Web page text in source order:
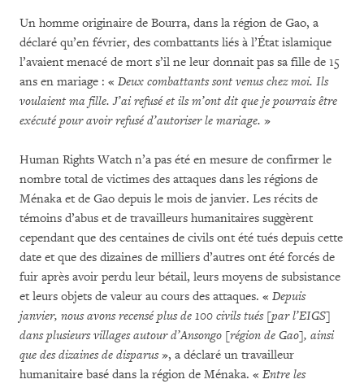
Un homme originaire de Bourra, dans la région de Gao, a
déclaré qu’en février, des combattants liés à l’État islamique
l’avaient menacé de mort s’il ne leur donnait pas sa fille de 15
ans en mariage : « Deux combattants sont venus chez moi. Ils
voulaient ma fille. J’ai refusé et ils m’ont dit que je pourrais être
exécuté pour avoir refusé d’autoriser le mariage. »
Human Rights Watch n’a pas été en mesure de confirmer le
nombre total de victimes des attaques dans les régions de
Ménaka et de Gao depuis le mois de janvier. Les récits de
témoins d’abus et de travailleurs humanitaires suggèrent
cependant que des centaines de civils ont été tués depuis cette
date et que des dizaines de milliers d’autres ont été forcés de
fuir après avoir perdu leur bétail, leurs moyens de subsistance
et leurs objets de valeur au cours des attaques. « Depuis
janvier, nous avons recensé plus de 100 civils tués [par l’EIGS]
dans plusieurs villages autour d’Ansongo [région de Gao], ainsi
que des dizaines de disparus», a déclaré un travailleur
humanitaire basé dans la région de Ménaka. « Entre les